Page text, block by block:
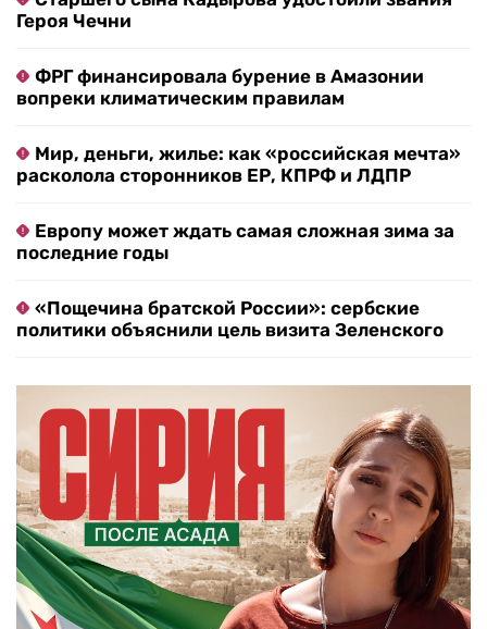
Героя Чечни
ФРГ финансировала бурение в Амазонии
вопреки климатическим правилам
Мир, деньги, жилье: как «российская мечта»
расколола сторонников ЕР, КПРФ и ЛДПР
Европу может ждать самая сложная зима за
последние годы
«Пощечина братской России»: сербские
политики объяснили цель визита Зеленского